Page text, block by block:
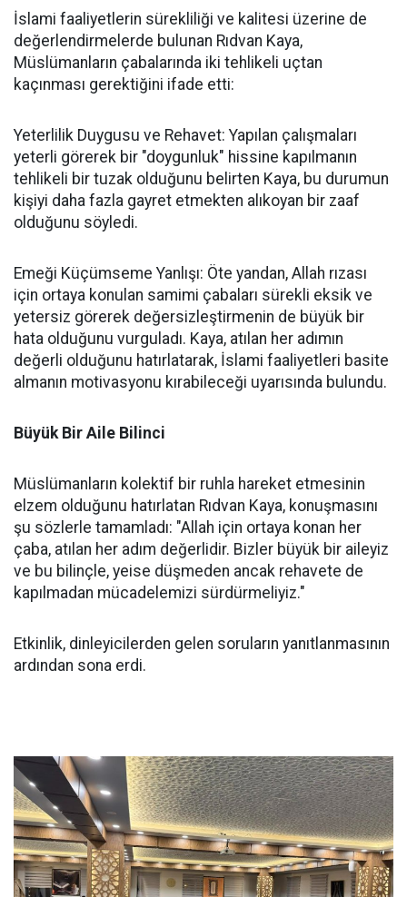
İslami faaliyetlerin sürekliliği ve kalitesi üzerine de
değerlendirmelerde bulunan Rıdvan Kaya,
Müslümanların çabalarında iki tehlikeli uçtan
kaçınması gerektiğini ifade etti:
Yeterlilik Duygusu ve Rehavet: Yapılan çalışmaları
yeterli görerek bir "doygunluk" hissine kapılmanın
tehlikeli bir tuzak olduğunu belirten Kaya, bu durumun
kişiyi daha fazla gayret etmekten alıkoyan bir zaaf
olduğunu söyledi.
Emeği Küçümseme Yanlışı: Öte yandan, Allah rızası
için ortaya konulan samimi çabaları sürekli eksik ve
yetersiz görerek değersizleştirmenin de büyük bir
hata olduğunu vurguladı. Kaya, atılan her adımın
değerli olduğunu hatırlatarak, İslami faaliyetleri basite
almanın motivasyonu kırabileceği uyarısında bulundu.
Büyük Bir Aile Bilinci
Müslümanların kolektif bir ruhla hareket etmesinin
elzem olduğunu hatırlatan Rıdvan Kaya, konuşmasını
şu sözlerle tamamladı: "Allah için ortaya konan her
çaba, atılan her adım değerlidir. Bizler büyük bir aileyiz
ve bu bilinçle, yeise düşmeden ancak rehavete de
kapılmadan mücadelemizi sürdürmeliyiz."
Etkinlik, dinleyicilerden gelen soruların yanıtlanmasının
ardından sona erdi.